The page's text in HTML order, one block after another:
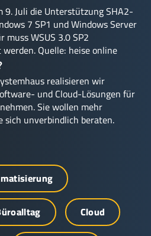
9. Juli die Unterstützung SHA2-
7 SP1 und Windows Server
WSUS 3.0 SP2
Quelle: heise online
realisieren wir
und Cloud-Lösungen für
Sie wollen mehr
sich unverbindlich beraten.
Cloud